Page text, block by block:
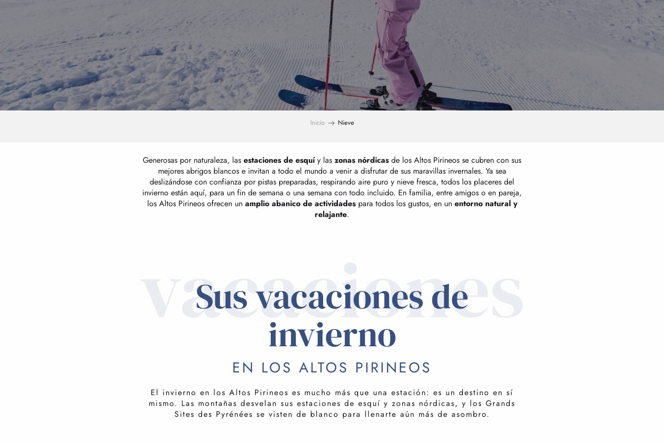
Inicio Nieve
Generosas por naturaleza, las estaciones de esquíy las zonas nórdicas de los Altos Pirineos se cubren con sus
mejores abrigos blancos e invitan a todo el mundo a venir a disfrutar de sus maravillas invernales. Ya sea
deslizándose con confianza por pistas preparadas, respirando aire puro y nieve fresca, todos los placeres del
invierno están aquí, para un fin de semana o una semana con todo incluido. En familia, entre amigos o en pareja,
los Altos Pirineos ofrecen un amplio abanico de actividadespara todos los gustos, en un entorno natural y
relajante.
vacaciones
Sus vacaciones de
invierno
EN LOS ALTOS PIRINEOS
El invierno en los Altos Pirineos es mucho más que una estación: es un destino en sí
mismo. Las montañas desvelan sus estaciones de esquí y zonas nórdicas, y los Grands
Sites des Pyrénées se visten de blanco para llenarte aún más de asombro.